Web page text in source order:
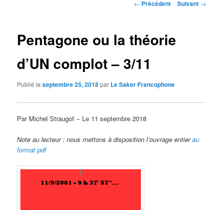
Navigation
← Précédent Suivant →
Pentagone ou la théorie
d’UN complot – 3/11
Publié leseptembre 25, 2018par Le Saker Francophone
Par Michel Straugof − Le 11 septembre 2018
Note au lecteur : nous mettons à disposition l’ouvrage entierau
format pdf